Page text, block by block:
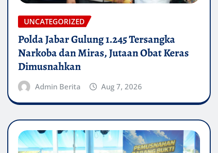
UNCATEGORIZED
Polda Jabar Gulung 1.245 Tersangka
Narkoba dan Miras, Jutaan Obat Keras
Dimusnahkan
Admin Berita Aug 7, 2026